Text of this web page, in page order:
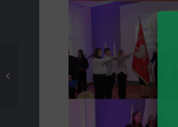
Erasmus+ w Zduńskiej
Dąbrowie: Tydzień
pełen wrażeń i nauki!